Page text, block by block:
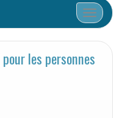
Afficher/
les personnes